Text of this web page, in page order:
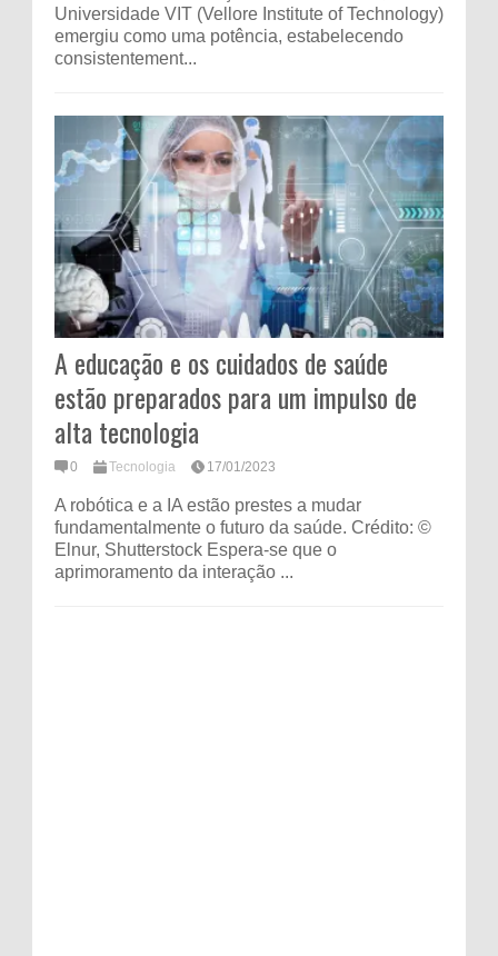
Universidade VIT (Vellore Institute of Technology)
emergiu como uma potência, estabelecendo
consistentement...
A educação e os cuidados de saúde
estão preparados para um impulso de
alta tecnologia
0 Tecnologia 17/01/2023
A robótica e a IA estão prestes a mudar
fundamentalmente o futuro da saúde. Crédito: ©
Elnur, Shutterstock Espera-se que o
aprimoramento da interação ...